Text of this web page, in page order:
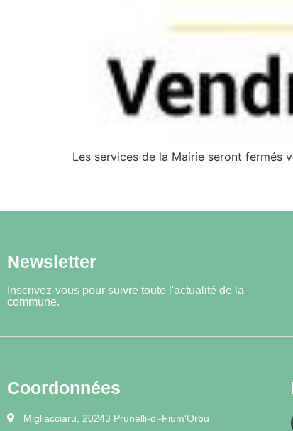
Les services de la Mairie seront fermés
Newsletter
Inscrivez-vous pour suivre toute l'actualité de la
commune.
Coordonnées
Migliacciaru, 20243 Prunelli-di-Fium'Orbu